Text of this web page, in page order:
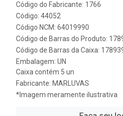
Código do Fabricante: 1766
Código: 44052
Código NCM: 64019990
Código de Barras do Produto:
Código de Barras da Caixa:
Embalagem: UN
Caixa contém 5 un
Fabricante: MARLUVAS
*Imagem meramente ilustrativa